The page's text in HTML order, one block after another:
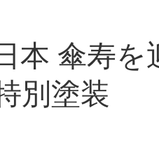
本 傘寿
別塗装